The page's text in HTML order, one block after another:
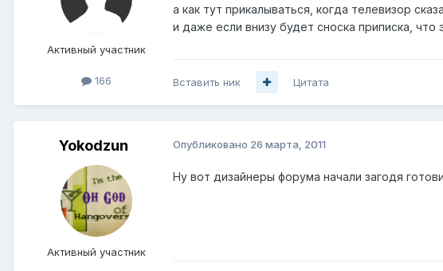
Активный участник
166
а как тут прикалываться, когда телевизор
и даже если внизу будет сноска приписка,
Вставить ник Цитата
Yokodzun
Активный участник
Опубликовано 26 марта, 2011
Ну вот дизайнеры форума начали загодя